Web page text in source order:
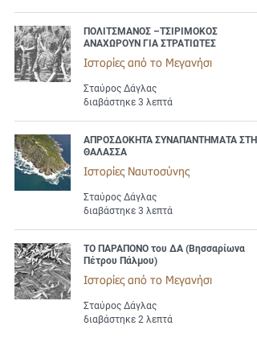
ΠΟΛΙΤΣΜΑΝΟΣ –ΤΣΙΡΙΜΟΚΟΣ
ΑΝΑΧΩΡΟΥΝ ΓΙΑ ΣΤΡΑΤΙΩΤΕΣ
Ιστορίες από το Μεγανήσι
Σταύρος Δάγλας
διαβάστηκε 3 λεπτά
ΑΠΡΟΣΔΟΚΗΤΑ ΣΥΝΑΠΑΝΤΗΜΑΤΑ ΣΤΗΝ
ΘΑΛΑΣΣΑ
Ιστορίες Ναυτοσύνης
Σταύρος Δάγλας
διαβάστηκε 3 λεπτά
ΤΟ ΠΑΡΑΠΟΝΟ του ΔΑ (Βησσαρίωνα
Πέτρου Πάλμου)
Ιστορίες από το Μεγανήσι
Σταύρος Δάγλας
διαβάστηκε 2 λεπτά